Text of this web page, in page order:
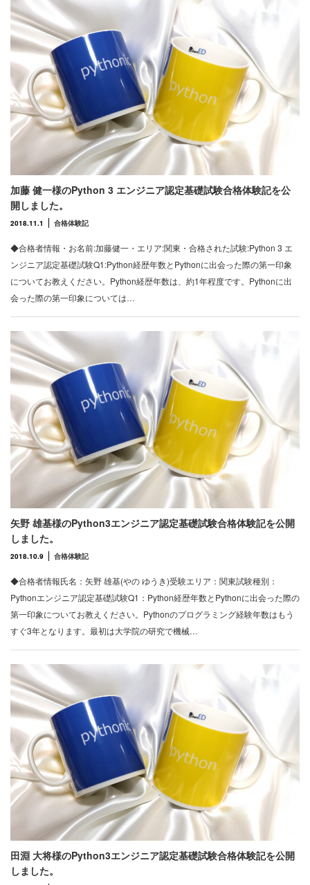
加藤 健一様のPython 3 エンジニア認定基礎試験合格体験記を公
開しました。
2018.11.1 合格体験記
◆合格者情報・お名前:加藤健一・エリア:関東・合格された試験:Python 3 エ
ンジニア認定基礎試験Q1:Python経歴年数とPythonに出会った際の第一印象
についてお教えください。Python経歴年数は、約1年程度です。Pythonに出
会った際の第一印象については…
矢野 雄基様のPython3エンジニア認定基礎試験合格体験記を公開
しました。
2018.10.9 合格体験記
◆合格者情報氏名：矢野 雄基(やの ゆうき)受験エリア：関東試験種別：
Pythonエンジニア認定基礎試験Q1：Python経歴年数とPythonに出会った際の
第一印象についてお教えください。Pythonのプログラミング経験年数はもう
すぐ3年となります。最初は大学院の研究で機械…
田淵 大将様のPython3エンジニア認定基礎試験合格体験記を公開
しました。